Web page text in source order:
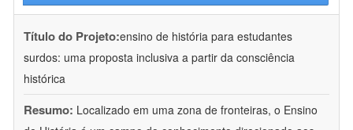
Título do Projeto:ensino de história para estudantes
surdos: uma proposta inclusiva a partir da consciência
histórica
Resumo: Localizado em uma zona de fronteiras, o Ensino